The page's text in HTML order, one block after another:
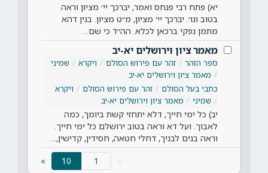
יא) פתח רבי פנחס ואמר, יברכך יי׳ מציון וראה
בטוב וגו׳. יברכך יי׳ מציון, מ״ט מציון. בגין דהא
מתמן נפקי ברכאן לכלא. הה״ד כי שם…
מאמר ציון וירושלים יא-יב
ספר הזהר זהר עם פירוש הסולם ויקרא
שמיני
מאמר ציון וירושלים יא-יב
כתבי בעל הסולם
זהר עם פירוש הסולם
ויקרא
שמיני
מאמר ציון וירושלים יא-יב
יב) כל ימי חייך, דלא יתחזי קשת ביומך, כמה
לאבוך. ועל דא וראה בטוב ירושלם כל ימי חייך.
וראה בנים לבניך, דחלי חטאה, חסידין, קדישין,…
10
»